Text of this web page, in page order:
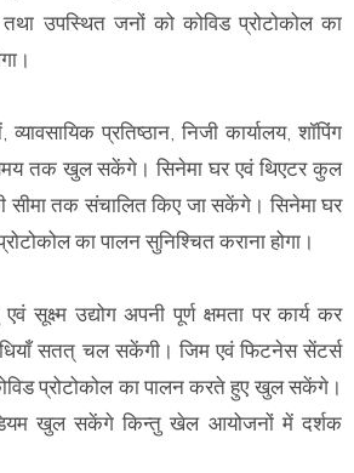
उपस्थित जनों को कोविड प्रोटोकोल का
प्रतिष्ठान, निजी कार्यालय, शॉपिंग
तक खुल सकेंगे। सिनेमा घर एवं थिएटर कुल
सीमा तक संचालित किए जा सकेंगे। सिनेमा घर
का पालन सुनिश्चित कराना होगा।
सूक्ष्म उद्योग अपनी पूर्ण क्षमता पर कार्य कर
सतत् चल सकेंगी। जिम एवं फिटनेस सेंटर्स
प्रोटोकोल का पालन करते हुए खुल सकेंगे।
खुल सकेंगे किन्तु खेल आयोजनों में दर्शक